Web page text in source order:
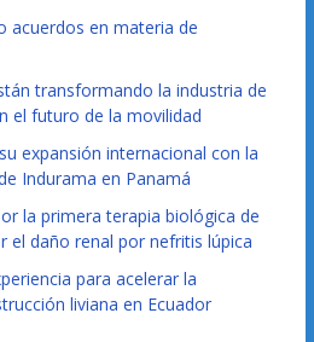
acuerdos en materia de
transformando la industria de
el futuro de la movilidad
expansión internacional con la
Indurama en Panamá
la primera terapia biológica de
el daño renal por nefritis lúpica
para acelerar la
liviana en Ecuador